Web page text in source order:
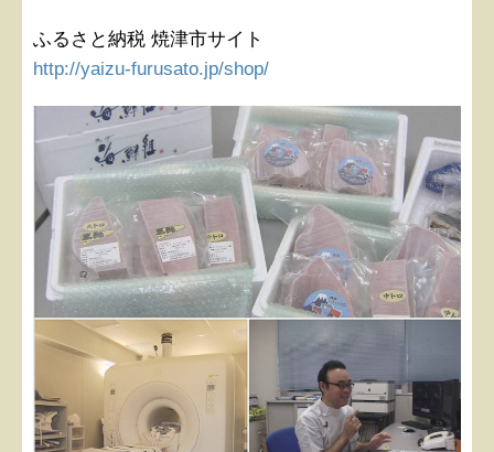
ふるさと納税 焼津市サイト
http://yaizu-furusato.jp/shop/